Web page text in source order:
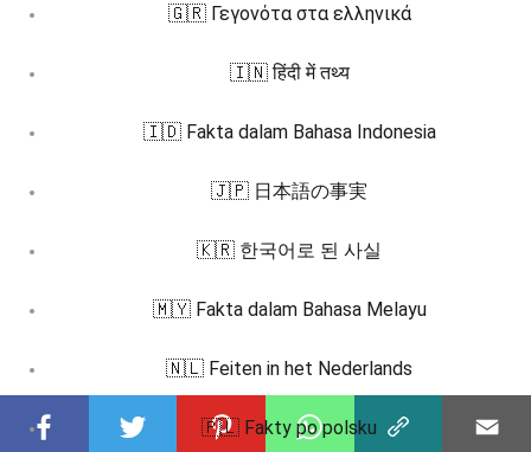
🇬🇷 Γεγονότα στα ελληνικά
🇮🇳 हिंदी में तथ्य
🇮🇩 Fakta dalam Bahasa Indonesia
🇯🇵 日本語の事実
🇰🇷 한국어로 된 사실
🇲🇾 Fakta dalam Bahasa Melayu
🇳🇱 Feiten in het Nederlands
🇵🇱 Fakty po polsku